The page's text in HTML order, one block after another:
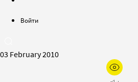
Войти
03 February 2010